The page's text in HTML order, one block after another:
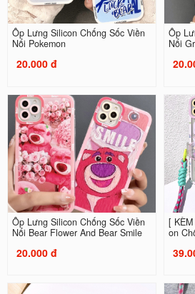
Ốp Lưng Silicon Chống Sốc Viền
Nổi Pokemon
20.000 đ
Ốp
Nổi
Ốp Lưng Silicon Chống Sốc Viền
Nổi Bear Flower And Bear Smile
20.000 đ
[
on